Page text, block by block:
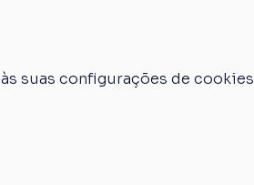
suas configurações de